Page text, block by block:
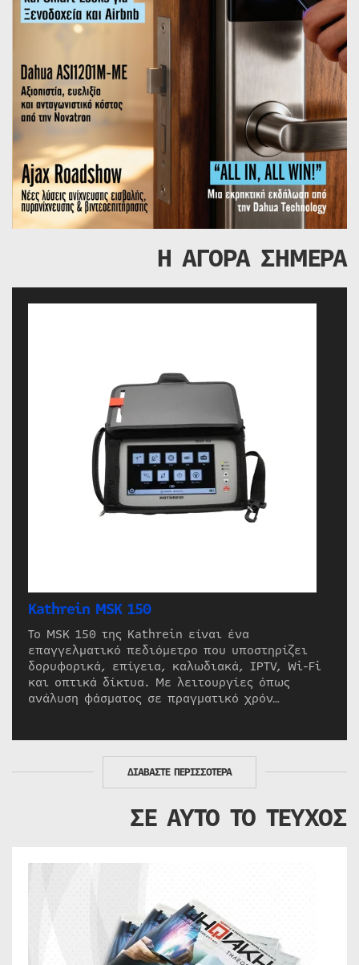
Η ΑΓΟΡΑ ΣΗΜΕΡΑ
Kathrein MSK 150
Το MSK 150 της Kathrein είναι ένα
επαγγελματικό πεδιόμετρο που υποστηρίζει
δορυφορικά, επίγεια, καλωδιακά, IPTV, Wi-Fi
και οπτικά δίκτυα. Με λειτουργίες όπως
ανάλυση φάσματος σε πραγματικό χρόν…
ΔΙΑΒΑΣΤΕ ΠΕΡΙΣΣΟΤΕΡΑ
ΣΕ ΑΥΤΟ ΤΟ ΤΕΥΧΟΣ